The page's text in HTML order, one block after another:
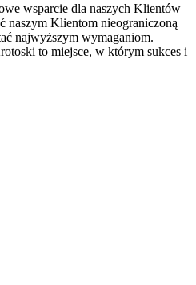
wsparcie dla naszych Klientów
naszym Klientom nieograniczoną
najwyższym wymaganiom.
to miejsce, w którym sukces i